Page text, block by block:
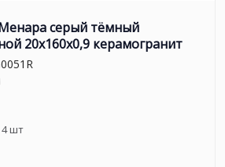
Менара серый тёмный
20x160x0,9 керамогранит
4шт